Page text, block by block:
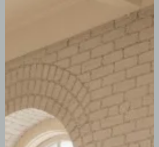
stress o semplicemente vogliono rientrare
in contatto con sé stessi dopo un periodo
di inattività. Spesso si pensa che per fare
Yoga servano forza o flessibilità. In realtà,
con la guida giusta, anche chi ha difficoltà
motorie, chi ha subito interventi o ha
superat